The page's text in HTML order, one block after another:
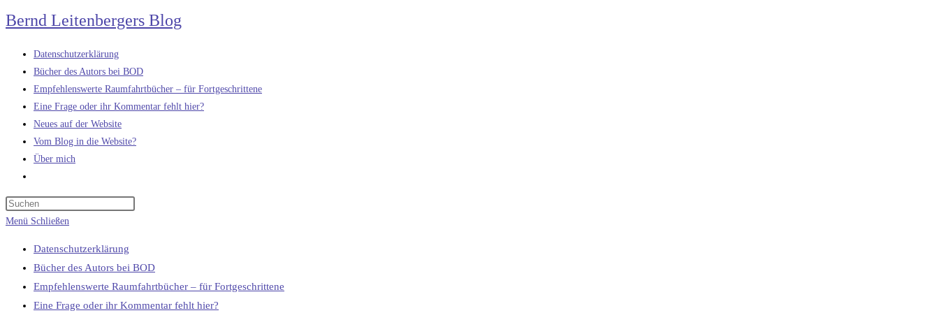
Zum
Inhalt
springen
Bernd Leitenbergers Blog
Datenschutzerklärung
Bücher des Autors bei BOD
Empfehlenswerte Raumfahrtbücher – für Fortgeschrittene
Eine Frage oder ihr Kommentar fehlt hier?
Neues auf der Website
Vom Blog in die Website?
Über mich
umschalten
Menü Schließen
Datenschutzerklärung
Bücher des Autors bei BOD
Empfehlenswerte Raumfahrtbücher – für Fortgeschrittene
Eine Frage oder ihr Kommentar fehlt hier?